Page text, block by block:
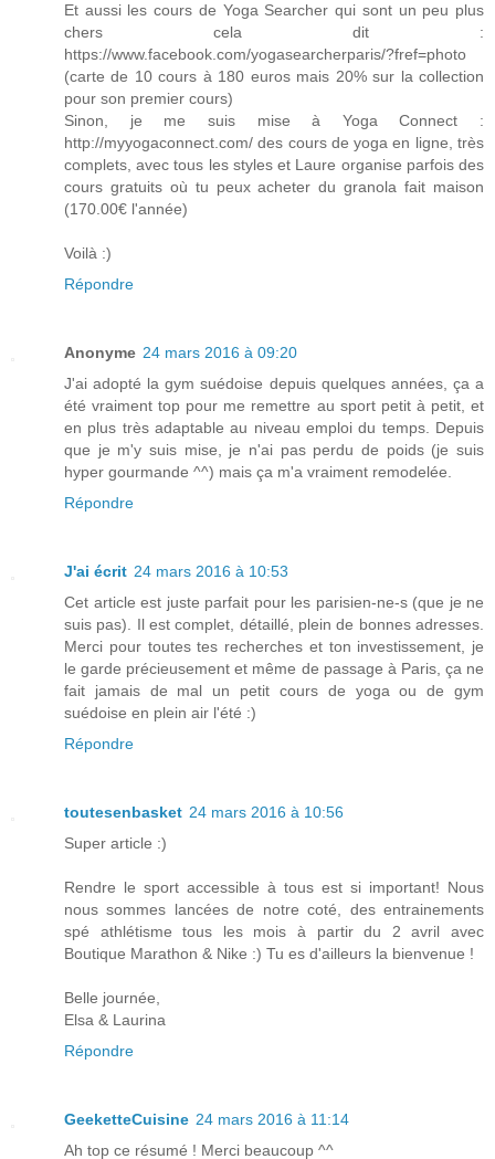
Et aussi les cours de Yoga Searcher qui sont un peu plus
chers cela dit :
https://www.facebook.com/yogasearcherparis/?fref=photo
(carte de 10 cours à 180 euros mais 20% sur la collection
pour son premier cours)
Sinon, je me suis mise à Yoga Connect :
http://myyogaconnect.com/ des cours de yoga en ligne, très
complets, avec tous les styles et Laure organise parfois des
cours gratuits où tu peux acheter du granola fait maison
(170.00€ l'année)
Voilà :)
Répondre
Anonyme 24 mars 2016 à 09:20
J'ai adopté la gym suédoise depuis quelques années, ça a
été vraiment top pour me remettre au sport petit à petit, et
en plus très adaptable au niveau emploi du temps. Depuis
que je m'y suis mise, je n'ai pas perdu de poids (je suis
hyper gourmande ^^) mais ça m'a vraiment remodelée.
Répondre
J'ai écrit 24 mars 2016 à 10:53
Cet article est juste parfait pour les parisien-ne-s (que je ne
suis pas). Il est complet, détaillé, plein de bonnes adresses.
Merci pour toutes tes recherches et ton investissement, je
le garde précieusement et même de passage à Paris, ça ne
fait jamais de mal un petit cours de yoga ou de gym
suédoise en plein air l'été :)
Répondre
toutesenbasket 24 mars 2016 à 10:56
Super article :)
Rendre le sport accessible à tous est si important! Nous
nous sommes lancées de notre coté, des entrainements
spé athlétisme tous les mois à partir du 2 avril avec
Boutique Marathon & Nike :) Tu es d'ailleurs la bienvenue !
Belle journée,
Elsa & Laurina
Répondre
GeeketteCuisine 24 mars 2016 à 11:14
Ah top ce résumé ! Merci beaucoup ^^